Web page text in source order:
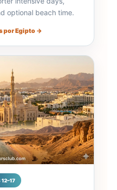
optional beach time.
por Egipto →
12–17